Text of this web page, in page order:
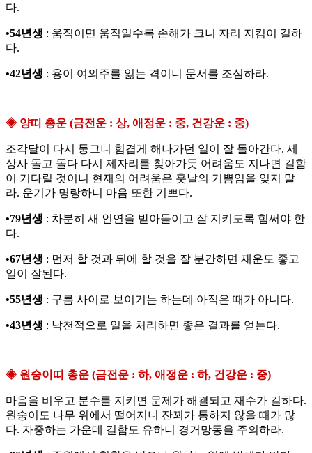
다.
•54년생 : 움직이면 움직일수록 손해가 크니 자리 지킴이 길하
다.
•42년생 : 용이 여의주를 잃는 격이니 문서를 조심하라.
◈ 양띠 총운 (금전운 : 상, 애정운 : 중, 건강운 : 중)
조각달이 다시 둥그니 힘겹게 해나가던 일이 잘 돌아간다. 세
상사 돌고 돌다 다시 제자리를 찾아가듯 어려움도 지나면 길함
이 기다릴 것이니 현재의 어려움은 훗날의 기쁨임을 잊지 말
라. 운기가 명랑하니 마음 또한 기쁘다.
•79년생 : 차분히 새 인연을 받아들이고 잘 지키도록 힘써야 한
다.
•67년생 : 먼저 할 것과 뒤에 할 것을 잘 분간하면 재운도 좋고
일이 잘된다.
•55년생 : 구름 사이로 보이기는 하는데 아직은 때가 아니다.
•43년생 : 낙천적으로 일을 처리하면 좋은 결과를 얻는다.
◈ 원숭이띠 총운 (금전운 : 하, 애정운 : 하, 건강운 : 중)
마음을 비우고 분수를 지키면 문제가 해결되고 재수가 길하다.
원숭이도 나무 위에서 떨어지니 잔꾀가 통하지 않을 때가 많
다. 자중하는 가운데 길함도 유하니 경거망동을 주의하라.